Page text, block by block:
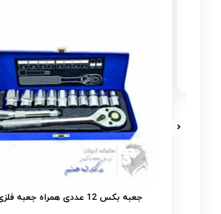
جعبه بکس 12 عددی همراه جعبه فلزی 1/2 باس مدل BS-12